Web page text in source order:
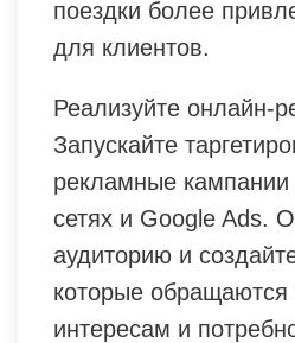
поездки более
для клиентов.
Реализуйте онлайн-
Запускайте
рекламные
сетях и Google Ads.
аудиторию и
которые
интересам и